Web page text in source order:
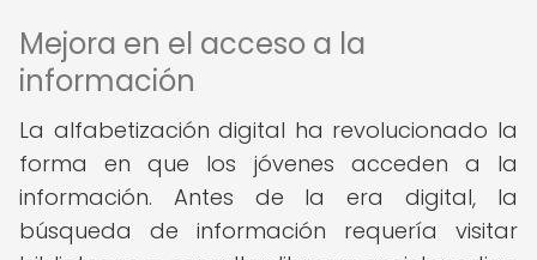
Mejora en el acceso a la
información
La alfabetización digital ha revolucionado la
forma en que los jóvenes acceden a la
información. Antes de la era digital, la
búsqueda de información requería visitar